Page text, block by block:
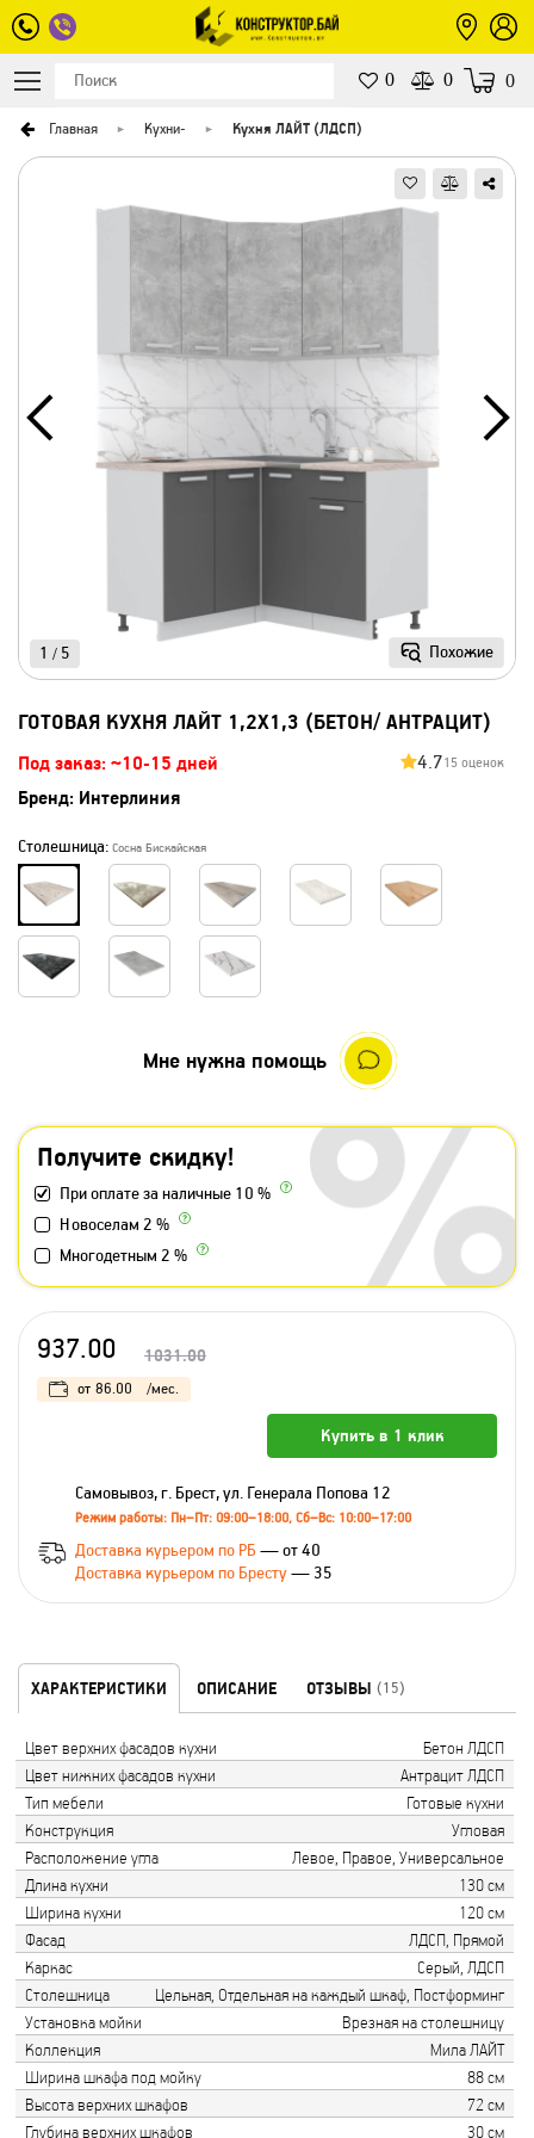
0 0 0
Главная Кухни- Кухня ЛАЙТ (ЛДСП)
Похожие
1 / 5
ГОТОВАЯ КУХНЯ ЛАЙТ 1,2X1,3 (БЕТОН/ АНТРАЦИТ)
Под заказ: ~10-15 дней 4.715 оценок
Бренд: Интерлиния
Столешница: Сосна Бискайская
Получите скидку!
При оплате за наличные 10 %
Новоселам 2 %
Многодетным 2 %
Мне нужна помощь
937.00 1031.00
от 86.00 /мес.
Купить в 1 клик
Самовывоз, г. Брест, ул. Генерала Попова 12
Режим работы: Пн–Пт: 09:00–18:00, Сб–Вс: 10:00–17:00
Доставка курьером по РБ — от 40
Доставка курьером по Бресту— 35
ХАРАКТЕРИСТИКИ ОПИСАНИЕ ОТЗЫВЫ (15)
Цвет верхних фасадов кухни
Бетон ЛДСП
Цвет нижних фасадов кухни
Антрацит ЛДСП
Тип мебели
Готовые кухни
Конструкция
Угловая
Расположение угла
Левое, Правое, Универсальное
Длина кухни
130 см
Ширина кухни
120 см
Фасад
ЛДСП, Прямой
Каркас
Серый, ЛДСП
Столешница
Цельная, Отдельная на каждый шкаф, Постформинг
Установка мойки
Врезная на столешницу
Коллекция
Мила ЛАЙТ
Ширина шкафа под мойку
88 см
Высота верхних шкафов
72 см
Глубина верхних шкафов
30 см